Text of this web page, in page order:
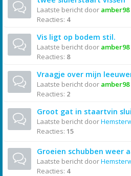
Laatste bericht door amber98
Reacties: 4
Vis ligt op bodem stil.
Laatste bericht door amber98
Reacties: 8
Vraagje over mijn
Laatste bericht door amber98
Reacties: 2
Groot gat in staartvin
Laatste bericht door
Reacties: 15
Groeien schubben weer
Laatste bericht door
Reacties: 4